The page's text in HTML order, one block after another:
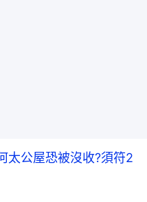
公屋恐被沒收?須符2